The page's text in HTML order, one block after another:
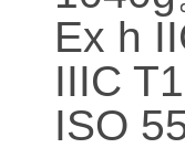
Ex h
IIIC
ISO